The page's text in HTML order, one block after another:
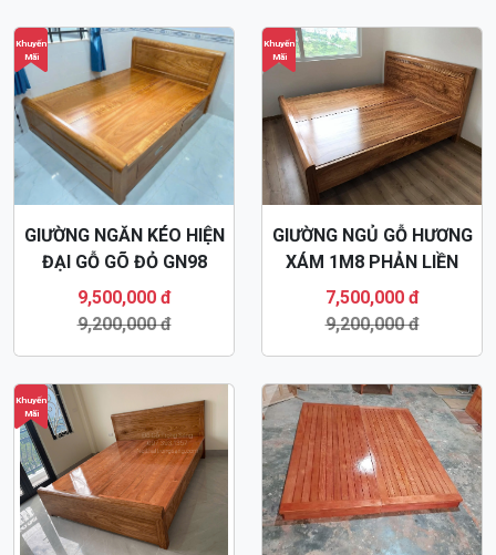
Khuyến
Mãi
GIƯỜNG NGĂN KÉO HIỆN
ĐẠI GỖ GÕ ĐỎ GN98
9,500,000 đ
9,200,000 đ
Khuyến
Mãi
GIƯỜNG NGỦ GỖ HƯƠNG
XÁM 1M8 PHẢN LIỀN
GN08
7,500,000 đ
9,200,000 đ
Khuyến
Mãi